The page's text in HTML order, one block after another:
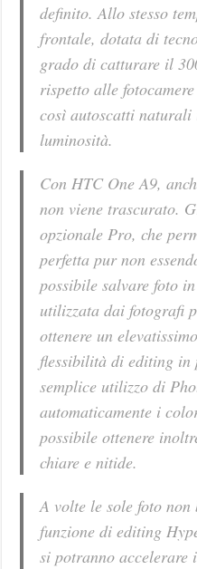
definito. Allo stesso
frontale, dotata di
grado di catturare il
rispetto alle
così autoscatti
luminosità.
Con HTC One A9,
non viene trascurato.
opzionale Pro, che
perfetta pur non
possibile salvare foto
utilizzata dai fotografi
ottenere un
flessibilità di editing in
semplice utilizzo di
automaticamente i
possibile ottenere
chiare e nitide.
A volte le sole foto
funzione di editing
si potranno